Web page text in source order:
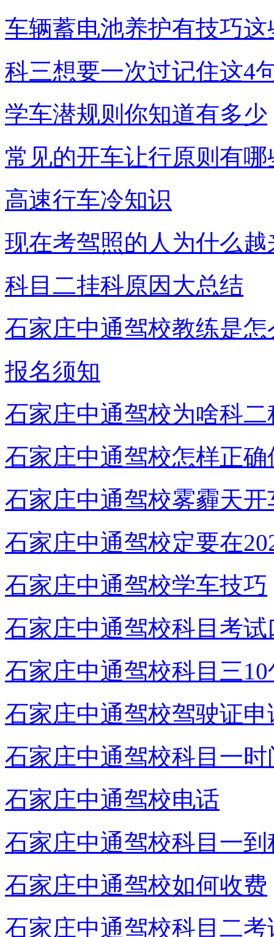
车辆蓄电池养护有技巧这
科三想要一次过记住这4
学车潜规则你知道有多少
常见的开车让行原则有哪
高速行车冷知识
现在考驾照的人为什么越
科目二挂科原因大总结
石家庄中通驾校教练是怎
报名须知
石家庄中通驾校为啥科
石家庄中通驾校怎样正
石家庄中通驾校雾霾天
石家庄中通驾校定要在
石家庄中通驾校学车技巧
石家庄中通驾校科目考试
石家庄中通驾校科目三
石家庄中通驾校驾驶证
石家庄中通驾校科目一时
石家庄中通驾校电话
石家庄中通驾校科目一
石家庄中通驾校如何收费
石家庄中通驾校科目二考